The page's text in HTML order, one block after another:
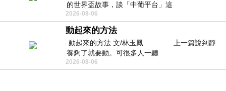
的世界盃故事，談「中葡平台」這
2026-08-06
動起來的方法
動起來的方法 文/林玉鳳 上一篇說到靜
養夠了就要動。可很多人一聽
2026-08-06